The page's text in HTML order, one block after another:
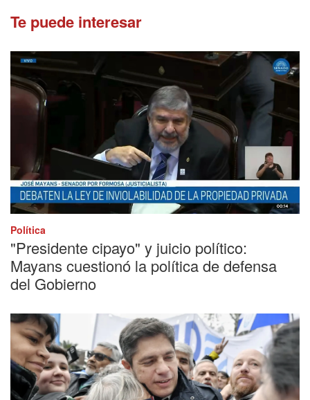
Te puede interesar
Política
"Presidente cipayo" y juicio político:
Mayans cuestionó la política de defensa
del Gobierno